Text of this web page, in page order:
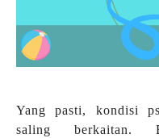
Yang pasti, kondisi
saling berkaitan.